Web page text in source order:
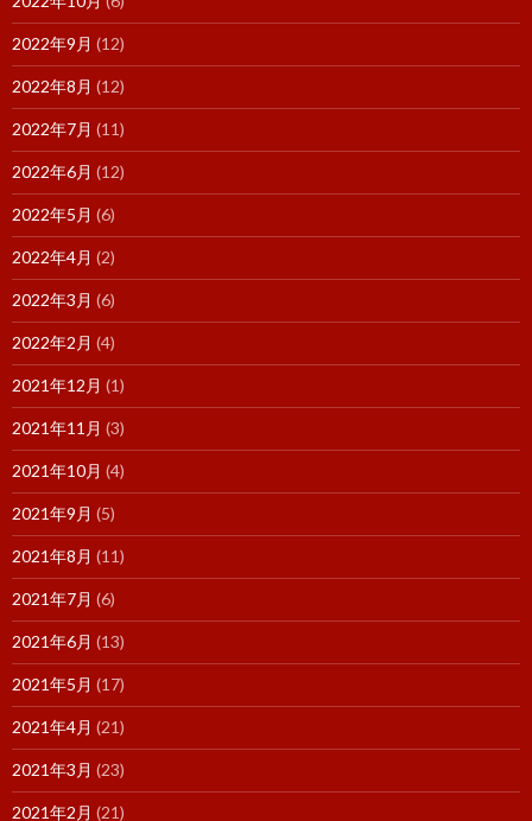
2022年9月 (12)
2022年8月 (12)
2022年7月 (11)
2022年6月 (12)
2022年5月 (6)
2022年4月 (2)
2022年3月 (6)
2022年2月 (4)
2021年12月 (1)
2021年11月 (3)
2021年10月 (4)
2021年9月 (5)
2021年8月 (11)
2021年7月 (6)
2021年6月 (13)
2021年5月 (17)
2021年4月 (21)
2021年3月 (23)
2021年2月 (21)